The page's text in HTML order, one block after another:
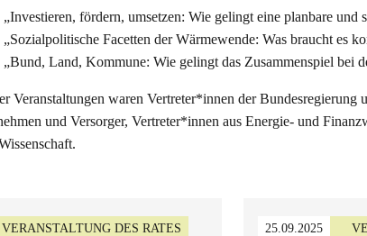
fördern, umsetzen: Wie gelingt eine planbare und
Facetten der Wärmewende: Was braucht es
„Bund, Land, Kommune: Wie gelingt das Zusammenspiel bei
Veranstaltungen waren Vertreter*innen der Bundesregierung
und Versorger, Vertreter*innen aus Energie- und
VERANSTALTUNG DES RATES 25.09.2025